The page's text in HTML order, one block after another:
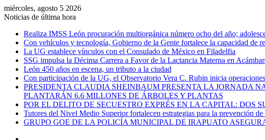
miércoles, agosto 5 2026
Noticias de última hora
Realiza IMSS León procuración multiorgánica número ocho del año;
Con vehículos y tecnología, Gobierno de la Gente fortalece la capacidad de
La UG establece vínculos con el Consulado de México en Filadelfia
SSG impulsa la Décima Carrera a Favor de la Lactancia Materna en
León 450 años en escena, un tributo a la ciudad
Con participación de la UG, el Observatorio Vera C. Rubin inicia
PRESIDENTA CLAUDIA SHEINBAUM PRESENTA LA JORNADA
PLANTARÁN 6.6 MILLONES DE ÁRBOLES Y PLANTAS
POR EL DELITO DE SECUESTRO EXPRÉS EN LA CAPITAL: DOS
Tutores del Nivel Medio Superior fortalecen estrategias para la prevención
GRUPO GOE DE LA POLICÍA MUNICIPAL DE IRAPUATO